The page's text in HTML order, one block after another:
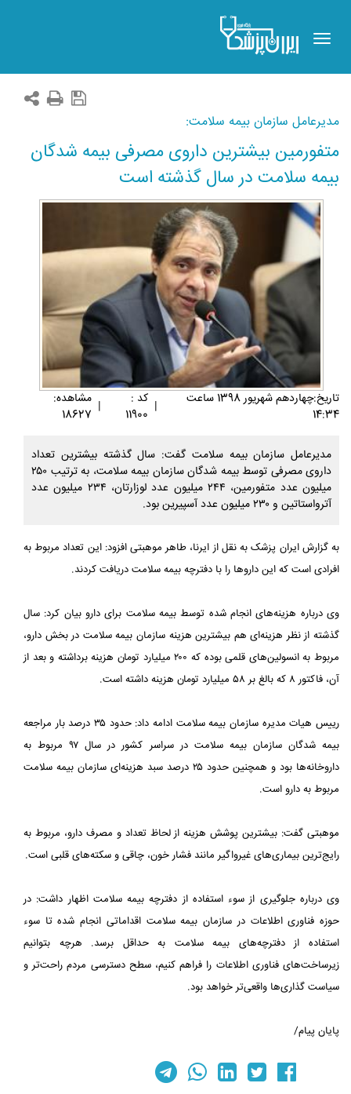
Toggle
navigation
مدیرعامل سازمان بیمه سلامت:
متفورمین بیشترین داروی مصرفی بیمه شدگان
بیمه سلامت در سال گذشته است
تاريخ:چهاردهم شهريور 1398 ساعت
14:34
| کد :
11900
| مشاهده:
18627
مدیرعامل سازمان بیمه سلامت گفت: سال گذشته بیشترین تعداد
داروی مصرفی توسط بیمه شدگان سازمان بیمه سلامت، به ترتیب ۲۵۰
میلیون عدد متفورمین، ۲۴۴ میلیون عدد لوزارتان، ۲۳۴ میلیون عدد
آترواستاتین و ۲۳۰ میلیون عدد آسپیرین بود.
به گزارش ایران پزشک به نقل از ایرنا، طاهر موهبتی افزود: این تعداد مربوط به
افرادی است که این داروها را با دفترچه بیمه سلامت دریافت کردند.
وی درباره هزینه‌های انجام شده توسط بیمه سلامت برای دارو بیان کرد: سال
گذشته از نظر هزینه‌ای هم بیشترین هزینه سازمان بیمه سلامت در بخش دارو،
مربوط به انسولین‌های قلمی بوده که ۲۰۰ میلیارد تومان هزینه برداشته و بعد از
آن، فاکتور ۸ که بالغ بر ۵۸ میلیارد تومان هزینه داشته است.
رییس هیات مدیره سازمان بیمه سلامت ادامه داد: حدود ۳۵ درصد بار مراجعه
بیمه شدگان سازمان بیمه سلامت در سراسر کشور در سال ۹۷ مربوط به
داروخانه‌ها بود و همچنین حدود ۲۵ درصد سبد هزینه‌ای سازمان بیمه سلامت
مربوط به دارو است.
موهبتی گفت: بیشترین پوشش هزینه از لحاظ تعداد و مصرف دارو، مربوط به
رایج‌ترین بیماری‌های غیرواگیر مانند فشار خون، چاقی و سکته‌های قلبی است.
وی درباره جلوگیری از سوء استفاده از دفترچه بیمه سلامت اظهار داشت: در
حوزه فناوری اطلاعات در سازمان بیمه سلامت اقداماتی انجام شده تا سوء
استفاده از دفترچه‌های بیمه سلامت به حداقل برسد. هرچه بتوانیم
زیرساخت‌های فناوری اطلاعات را فراهم کنیم، سطح دسترسی مردم راحت‌تر و
سیاست گذاری‌ها واقعی‌تر خواهد بود.
پایان پیام/